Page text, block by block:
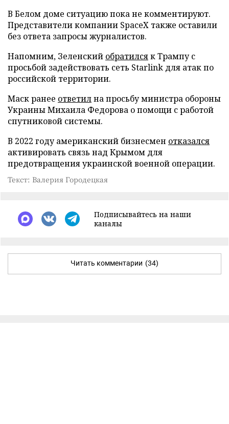
В Белом доме ситуацию пока не комментируют.
Представители компании SpaceX также оставили
без ответа запросы журналистов.
Напомним, Зеленский обратилсяк Трампу с
просьбой задействовать сеть Starlink для атак по
российской территории.
Маск ранее ответилна просьбу министра обороны
Украины Михаила Федорова о помощи с работой
спутниковой системы.
В 2022 году американский бизнесмен отказался
активировать связь над Крымом для
предотвращения украинской военной операции.
Текст: Валерия Городецкая
Подписывайтесь на наши
каналы
Читать комментарии (34)